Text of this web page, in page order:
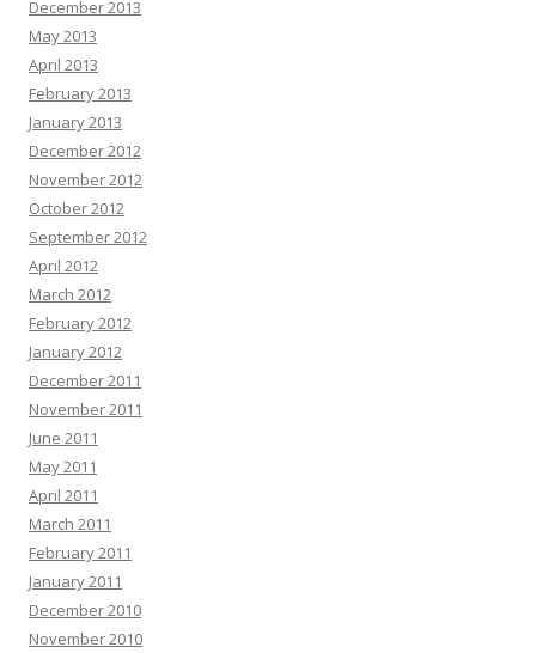
i
o
n
December 2013
May 2013
April 2013
February 2013
January 2013
December 2012
November 2012
October 2012
September 2012
April 2012
March 2012
February 2012
January 2012
December 2011
November 2011
June 2011
May 2011
April 2011
March 2011
February 2011
January 2011
December 2010
November 2010